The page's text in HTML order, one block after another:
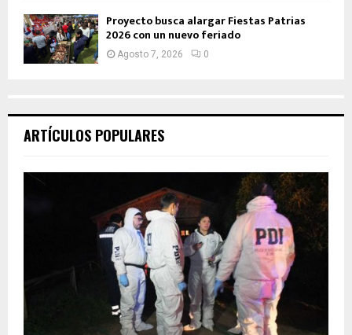
Proyecto busca alargar Fiestas Patrias
2026 con un nuevo feriado
Agosto 7, 2026 0
ARTÍCULOS POPULARES